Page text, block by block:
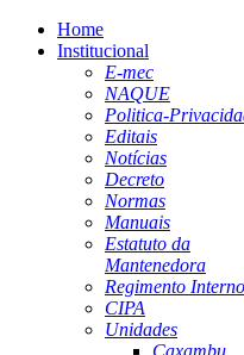
Home
Institucional
E-mec
NAQUE
Politica-
Editais
Notícias
Decreto
Normas
Manuais
Estatuto da
Mantenedora
Regimento Interno
CIPA
Unidades
Caxambu